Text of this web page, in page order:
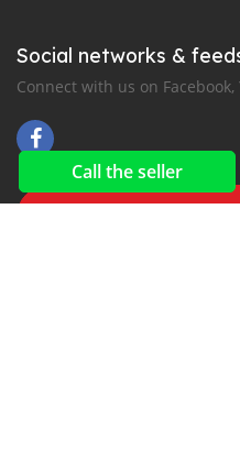
Call the seller
Social networks &
Connect with us on